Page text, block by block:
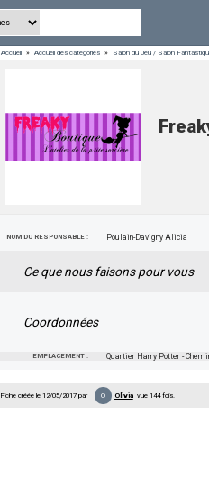
Accueil » Accueil des catégories » Salon du Jeu / Salon
NOM DU RESPONSABLE : Poulain-Davigny Alicia
Ce que nous faisons pour vous
Coordonnées
EMPLACEMENT : Quartier Harry Potter -
Fiche créée le 12/05/2017 par O Oliviavue 144 fois.